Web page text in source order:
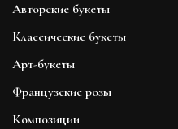
Авторские букеты
Классические букеты
Арт-букеты
Французские розы
Композиции